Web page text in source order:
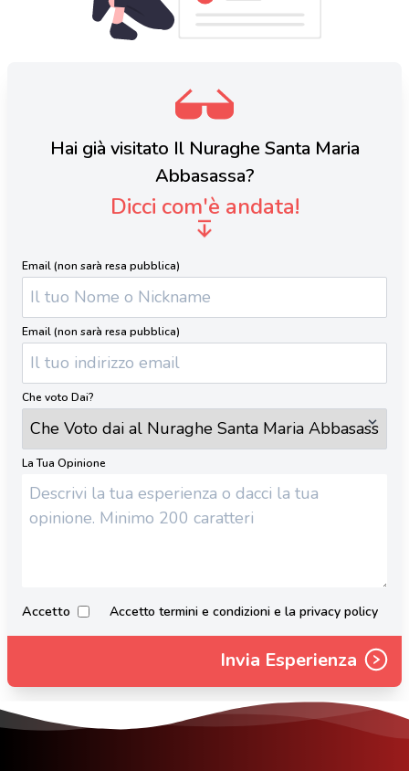
Hai già visitato Il Nuraghe Santa Maria
Abbasassa?
Dicci com'è andata!
Email (non sarà resa pubblica)
Email (non sarà resa pubblica)
Che voto Dai?
La Tua Opinione
Accetto Accetto termini e condizioni e la privacy policy
Invia Esperienza